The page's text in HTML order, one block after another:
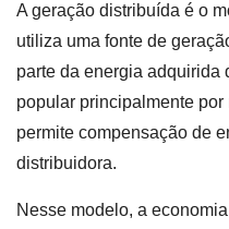
A geração distribuída é o
utiliza uma fonte de
parte da energia adquirida
popular principalmente
permite compensação de
distribuidora.
Nesse modelo, a